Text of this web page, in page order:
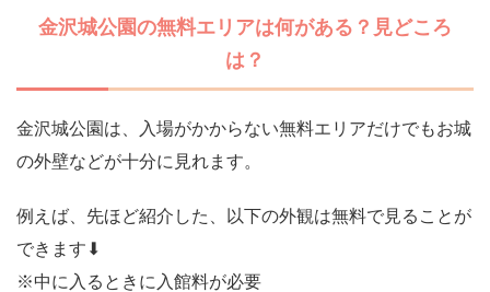
金沢城公園の無料エリアは何がある？見どころ
は？
金沢城公園は、入場がかからない無料エリアだけでもお城
の外壁などが十分に見れます。
例えば、先ほど紹介した、以下の外観は無料で見ることが
できます⬇︎
※中に入るときに入館料が必要